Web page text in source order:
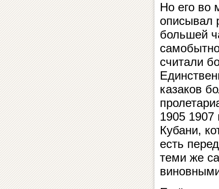
Но его во
описывал
большей
считали
казаков
1905 1907
Кубани,
есть
теми же